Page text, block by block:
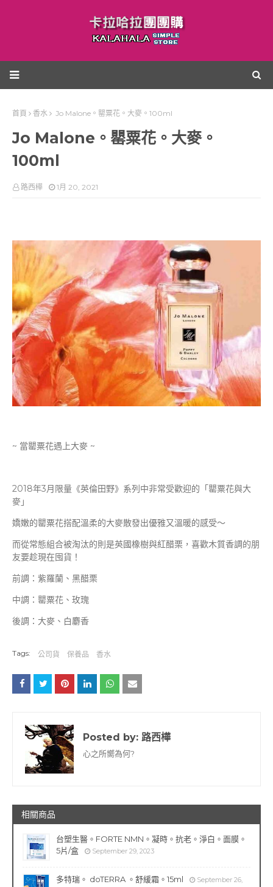
首頁 香水 Jo Malone。罌粟花。大麥。100ml
Jo Malone。罌粟花。大麥。
100ml
路西樺 1月 20, 2021
~ 當罌粟花遇上大麥 ~
2018年3月限量《英倫田野》系列中非常受歡迎的「罌粟花與大
麥」
嬌嫩的罌粟花搭配溫柔的大麥散發出優雅又溫暖的感受～
而從常態組合被淘汰的則是英國橡樹與紅醋栗，喜歡木質香調的朋
友要趁現在囤貨！
前調：紫羅蘭、黑醋栗
中調：罌粟花、玫瑰
後調：大麥、白麝香
Tags: 公司貨 保養品 香水
Posted by: 路西樺
心之所嚮為何?
相關商品
台塑生醫。FORTE NMN。凝時。抗老。淨白。面膜。
5片/盒
September 29, 2023
多特瑞。 doTERRA 。舒緩霜。15ml
September 26,